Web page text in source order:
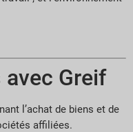
Greif
l’achat de biens et de
affiliées.